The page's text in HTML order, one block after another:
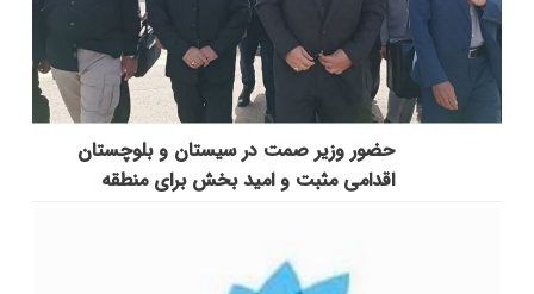
حضور وزیر صمت در سیستان و بلوچستان
اقدامی مثبت و امید بخش برای منطقه